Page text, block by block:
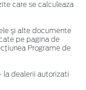
care se calculeaza
şi alte documente
pe pagina de
Programe de
la dealerii autorizati